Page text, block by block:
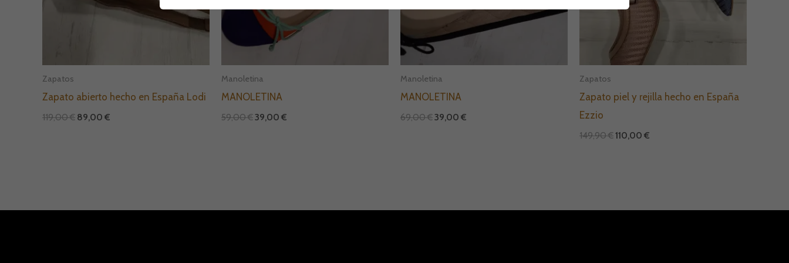
Zapatos
Zapato abierto hecho en España Lodi
119,00€ 89,00 €
Manoletina
MANOLETINA
59,00€39,00 €
Manoletina
MANOLETINA
69,00€39,00 €
Zapatos
Zapato piel y rejilla hecho en España
Ezzio
149,90€110,00 €